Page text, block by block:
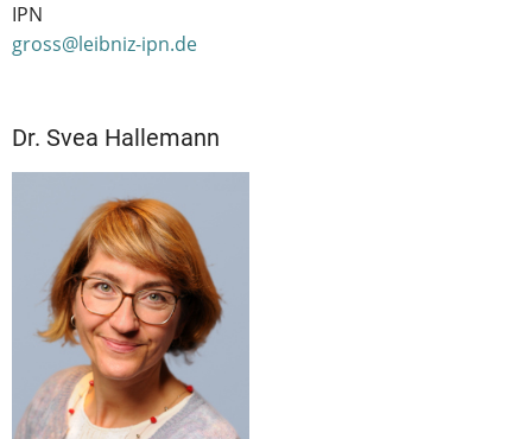
IPN
gross@leibniz-ipn.de
Dr. Svea Hallemann